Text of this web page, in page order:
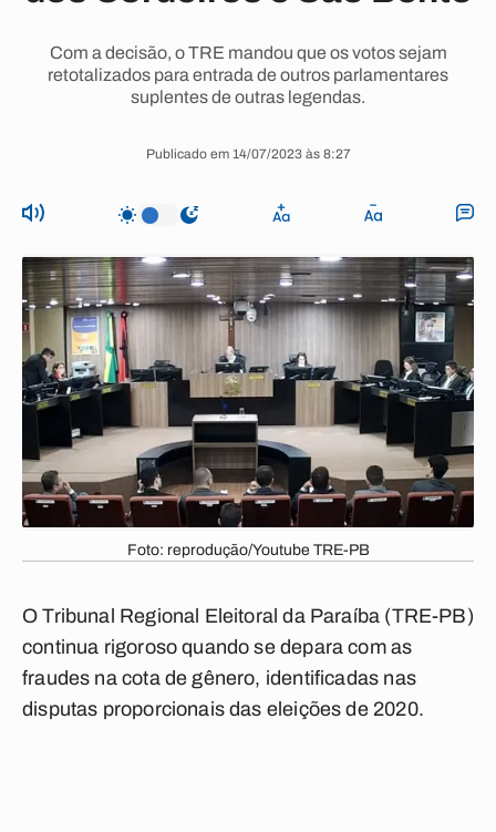
Com a decisão, o TRE mandou que os votos sejam
retotalizados para entrada de outros parlamentares
suplentes de outras legendas.
Publicado em 14/07/2023 às 8:27
Foto: reprodução/Youtube TRE-PB
O Tribunal Regional Eleitoral da Paraíba (TRE-PB)
continua rigoroso quando se depara com as
fraudes na cota de gênero, identificadas nas
disputas proporcionais das eleições de 2020.